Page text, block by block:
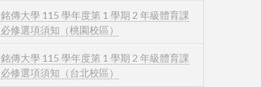
銘傳大學 115 學年度第 1 學期 2 年級體育課
必修選項須知（桃園校區）
銘傳大學 115 學年度第 1 學期 2 年級體育課
必修選項須知（台北校區）